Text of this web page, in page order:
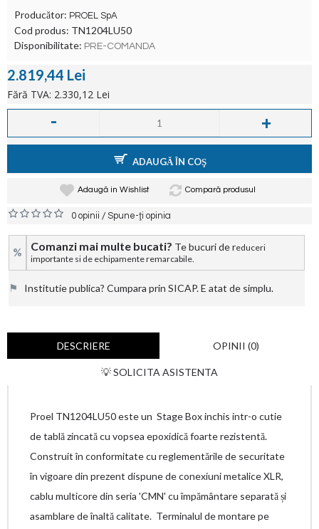
Producător: PROEL SpA
Cod produs: TN1204LU50
Disponibilitate: PRE-COMANDA
2.819,44 Lei
Fără TVA: 2.330,12 Lei
- +
ADAUGĂ ÎN COŞ
Adaugă in Wishlist Compară produsul
0 opinii /Spune-ţi opinia
% Comanzi mai multe bucati? Te bucuri de reduceri
importante si de echipamente remarcabile.
⚑ Institutie publica? Cumpara prin SICAP. E atat de simplu.
DESCRIERE OPINII (0)
💡 SOLICITA ASISTENTA
Proel TN1204LU50 este un Stage Box inchis intr-o cutie
de tablă zincată cu vopsea epoxidică foarte rezistentă.
Construit în conformitate cu reglementările de securitate
în vigoare din prezent dispune de conexiuni metalice XLR,
cablu multicore din seria 'CMN' cu împământare separată și
asamblare de înaltă calitate. Terminalul de montare pe